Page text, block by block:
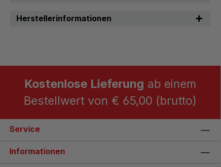
Herstellerinformationen
Kostenlose Lieferung ab einem
Bestellwert von € 65,00 (brutto)
Service
Informationen